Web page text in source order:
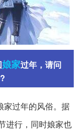
娘家过年，请问
家过年的风俗。据
进行，同时娘家也